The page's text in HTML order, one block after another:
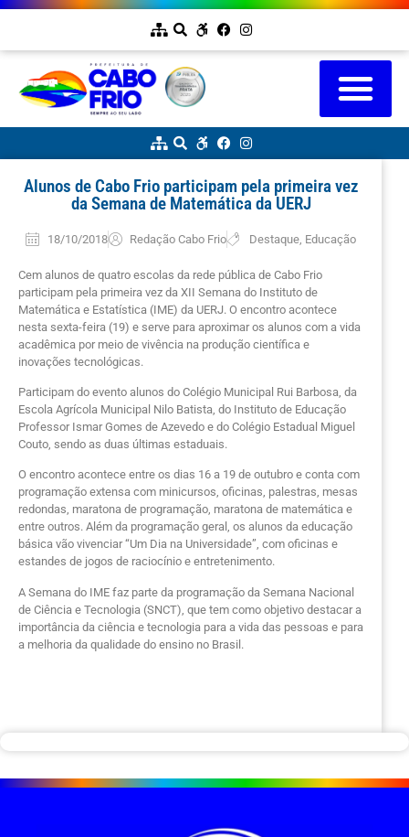
Alunos de Cabo Frio participam pela primeira vez
da Semana de Matemática da UERJ
18/10/2018 Redação Cabo Frio Destaque Educação
Cem alunos de quatro escolas da rede pública de Cabo Frio
participam pela primeira vez da XII Semana do Instituto de
Matemática e Estatística (IME) da UERJ. O encontro acontece
nesta sexta-feira (19) e serve para aproximar os alunos com a vida
acadêmica por meio de vivência na produção científica e
inovações tecnológicas.
Participam do evento alunos do Colégio Municipal Rui Barbosa, da
Escola Agrícola Municipal Nilo Batista, do Instituto de Educação
Professor Ismar Gomes de Azevedo e do Colégio Estadual Miguel
Couto, sendo as duas últimas estaduais.
O encontro acontece entre os dias 16 a 19 de outubro e conta com
programação extensa com minicursos, oficinas, palestras, mesas
redondas, maratona de programação, maratona de matemática e
entre outros. Além da programação geral, os alunos da educação
básica vão vivenciar “Um Dia na Universidade”, com oficinas e
estandes de jogos de raciocínio e entretenimento.
A Semana do IME faz parte da programação da Semana Nacional
de Ciência e Tecnologia (SNCT), que tem como objetivo destacar a
importância da ciência e tecnologia para a vida das pessoas e para
a melhoria da qualidade do ensino no Brasil.